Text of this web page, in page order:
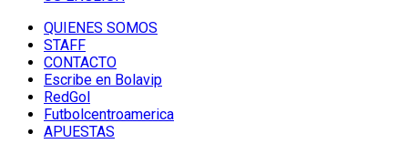
QUIENES SOMOS
STAFF
CONTACTO
Escribe en Bolavip
RedGol
Futbolcentroamerica
APUESTAS